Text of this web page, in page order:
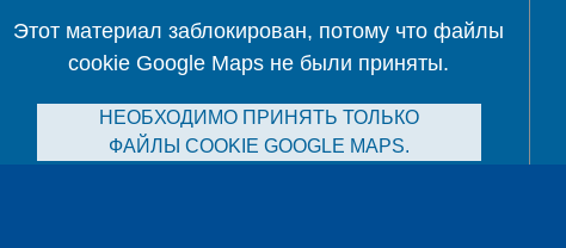
Этот материал заблокирован, потому что файлы
cookie Google Maps не были приняты.
НЕОБХОДИМО ПРИНЯТЬ ТОЛЬКО
ФАЙЛЫ COOKIE GOOGLE MAPS.